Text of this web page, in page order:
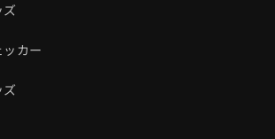
カー